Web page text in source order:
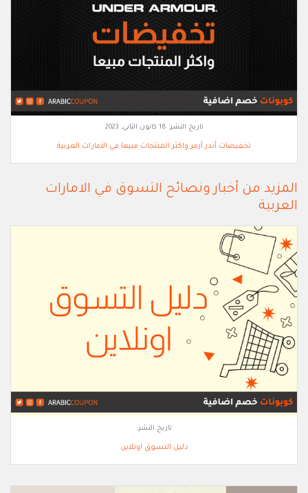
تاريخ النشر: 18 كانون الثاني, 2023
تخفيضات أندر آرمر واكثر المنتجات مبيعا في الامارات العربية
المزيد من أخبار ونصائح التسوق في الامارات
العربية
تاريخ النشر:
دليل التسوق اونلاين